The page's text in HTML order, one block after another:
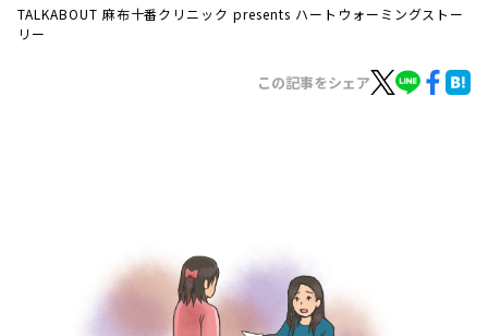
イベント・グッズ
YouTube
会社情報
TALKABOUT 麻布十番クリニック presents ハートウォーミングストー
リー
この記事をシェア